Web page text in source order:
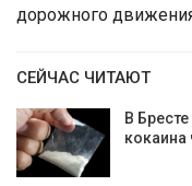
дорожного
СЕЙЧАС ЧИТАЮТ
В
кокаина